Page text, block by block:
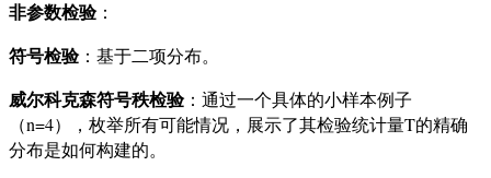
非参数检验：
符号检验：基于二项分布。
威尔科克森符号秩检验：通过一个具体的小样本例子
（n=4），枚举所有可能情况，展示了其检验统计量T的精确
分布是如何构建的。